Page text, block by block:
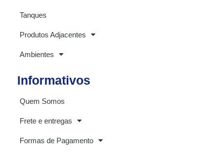
Tanques
Produtos Adjacentes
Ambientes
Informativos
Quem Somos
Frete e entregas
Formas de Pagamento